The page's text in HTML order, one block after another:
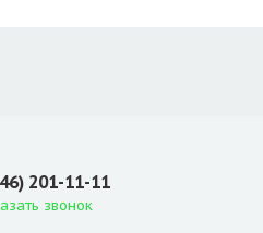
201-11-11
звонок